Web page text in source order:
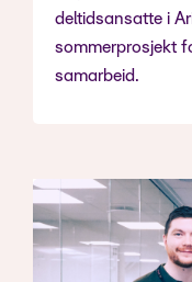
deltidsansatte i
sommerprosjekt
samarbeid.